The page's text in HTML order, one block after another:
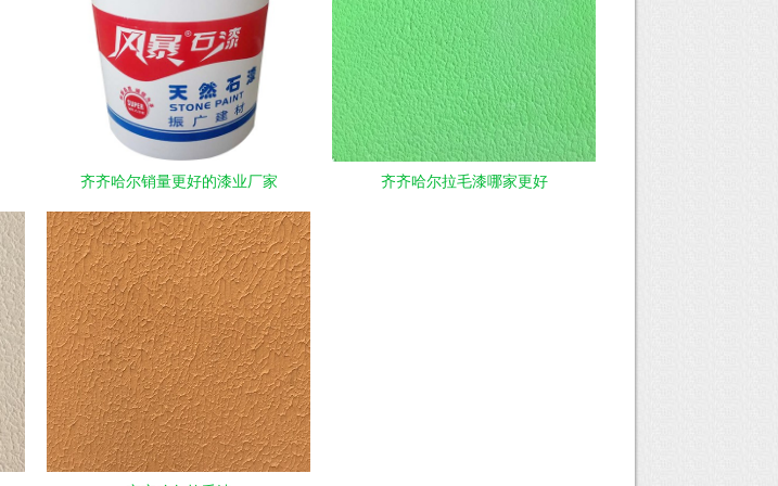
齐齐哈尔销量更好的漆业厂家 齐齐哈尔拉毛漆哪家更好